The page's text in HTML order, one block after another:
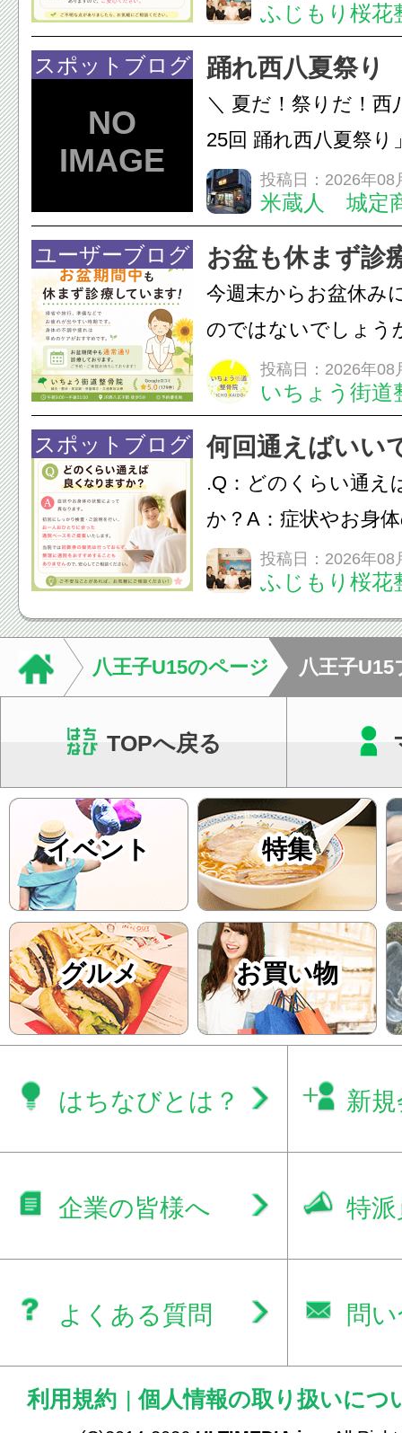
A: はい、受けられま
態を丁寧に確認した
います。必要に応じ
ン・CT・MRIなどの
ふじもり桜花
スポットブログ 踊れ西八夏祭り
＼ 夏だ！祭りだ！西
25回 踊れ西八夏祭
てくる！ 伝統の【阿
情熱の【よさこいソ
結！数多くの団体が
店街を舞台に最高の
投稿日：2026年08
米蔵人 城定
ユーザーブログ お盆も休まず診
今週末からお盆休み
のではないでしょう
長時間の運転などで
痛・足の疲れが出や
いちょう街道整骨院
も通常通り診療して
みの...
投稿日：2026年08
いちょう街道
スポットブログ 何回通えばいい
.Q：どのくらい通え
か？A：症状やお身
異なります。初回に
ご説明を行い、お一
った通院ペースをご
す。当院では回数券
て...
投稿日：2026年08
ふじもり桜花
八王子U15のページ 八王子
TOPへ戻る
イベント 特集
グルメ お買い物
はちなびとは？ 新
企業の皆様へ 特
よくある質問 問
利用規約 | 個人情報の取り扱いにつ